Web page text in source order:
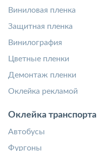
Виниловая пленка
Защитная пленка
Винилография
Цветные пленки
Демонтаж пленки
Оклейка рекламой
Оклейка транспорта
Автобусы
Фургоны